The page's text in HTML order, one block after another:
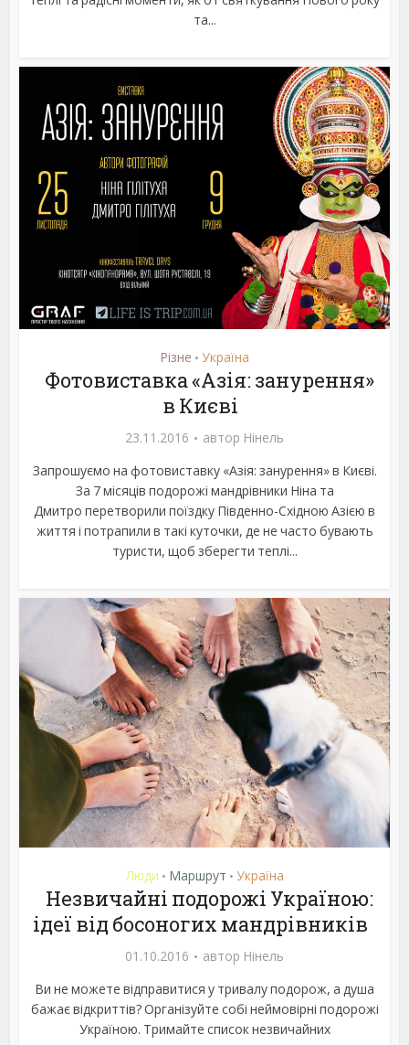
та...
Різне • Україна
Фотовиставка «Азія: занурення»
в Києві
23.11.2016 автор Нінель
Запрошуємо на фотовиставку «Азія: занурення» в Києві.
За 7 місяців подорожі мандрівники Ніна та
Дмитро перетворили поїздку Південно-Східною Азією в
життя і потрапили в такі куточки, де не часто бувають
туристи, щоб зберегти теплі...
Люди • Маршрут • Україна
Незвичайні подорожі Україною:
ідеї від босоногих мандрівників
01.10.2016 автор Нінель
Ви не можете відправитися у тривалу подорож, а душа
бажає відкриттів? Організуйте собі неймовірні подорожі
Україною. Тримайте список незвичайних